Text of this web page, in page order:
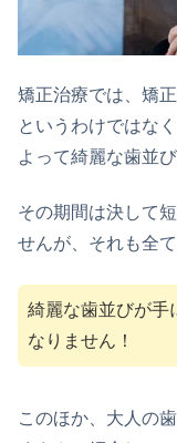
矯正治療では、矯
というわけではな
よって綺麗な歯並
その期間は決して
せんが、それも全
綺麗な歯並びが手
なりません！
このほか、大人の